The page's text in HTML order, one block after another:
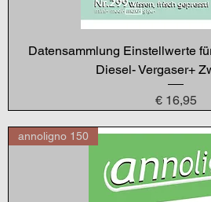
Datensammlung Einstellwerte
Diesel- Vergaser+
Preis
€ 16,95
annoligno 150